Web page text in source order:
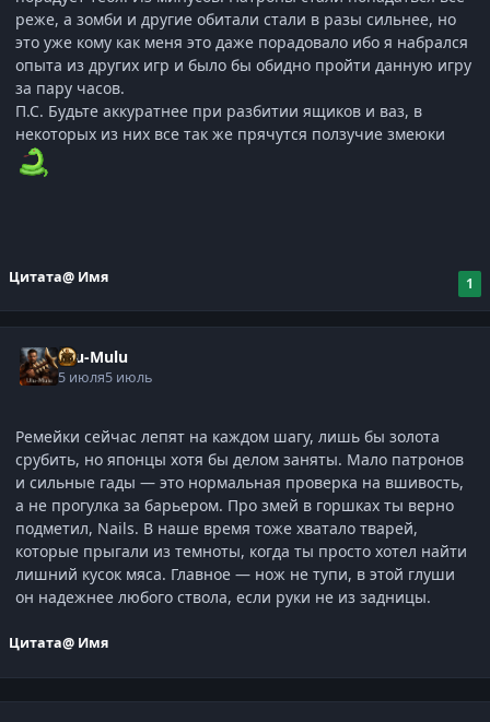
реже, а зомби и другие обитали стали в разы сильнее, но
это уже кому как меня это даже порадовало ибо я набрался
опыта из других игр и было бы обидно пройти данную игру
за пару часов.
П.С. Будьте аккуратнее при разбитии ящиков и ваз, в
некоторых из них все так же прячутся ползучие змеюки
Цитата@ Имя 1
Ulu-Mulu
5 июля5 июль
Ремейки сейчас лепят на каждом шагу, лишь бы золота
срубить, но японцы хотя бы делом заняты. Мало патронов
и сильные гады — это нормальная проверка на вшивость,
а не прогулка за барьером. Про змей в горшках ты верно
подметил, Nails. В наше время тоже хватало тварей,
которые прыгали из темноты, когда ты просто хотел найти
лишний кусок мяса. Главное — нож не тупи, в этой глуши
он надежнее любого ствола, если руки не из задницы.
Цитата@ Имя